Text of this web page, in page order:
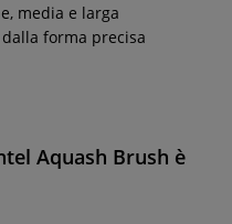
media e larga
forma precisa
Aquash Brush è